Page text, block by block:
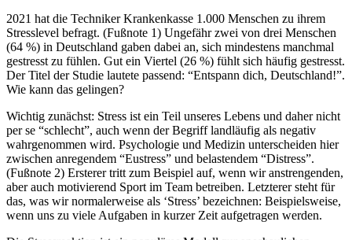
2021 hat die Techniker Krankenkasse 1.000 Menschen zu ihrem
Stresslevel befragt. (Fußnote 1) Ungefähr zwei von drei Menschen
(64 %) in Deutschland gaben dabei an, sich mindestens manchmal
gestresst zu fühlen. Gut ein Viertel (26 %) fühlt sich häufig gestresst.
Der Titel der Studie lautete passend: “Entspann dich, Deutschland!”.
Wie kann das gelingen?
Wichtig zunächst: Stress ist ein Teil unseres Lebens und daher nicht
per se “schlecht”, auch wenn der Begriff landläufig als negativ
wahrgenommen wird. Psychologie und Medizin unterscheiden hier
zwischen anregendem “Eustress” und belastendem “Distress”.
(Fußnote 2) Ersterer tritt zum Beispiel auf, wenn wir anstrengenden,
aber auch motivierend Sport im Team betreiben. Letzterer steht für
das, was wir normalerweise als ‘Stress’ bezeichnen: Beispielsweise,
wenn uns zu viele Aufgaben in kurzer Zeit aufgetragen werden.